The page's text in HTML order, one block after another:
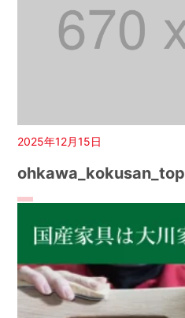
2025年12月15日
ohkawa_kokusan_top